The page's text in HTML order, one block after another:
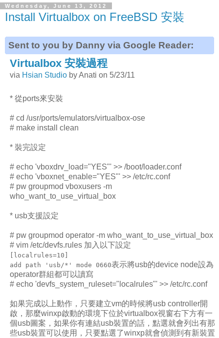
Wednesday, June 13, 2012
Install Virtualbox on FreeBSD 安裝
Sent to you by Danny via Google Reader:
Virtualbox 安裝過程
via Hsian Studio by Anati on 5/23/11
* 從ports來安裝
# cd /usr/ports/emulators/virtualbox-ose
# make install clean
* 裝完設定
# echo 'vboxdrv_load="YES"' >> /boot/loader.conf
# echo 'vboxnet_enable="YES"' >> /etc/rc.conf
# pw groupmod vboxusers -m
who_want_to_use_virtual_box
* usb支援設定
# pw groupmod operator -m who_want_to_use_virtual_box
# vim /etc/devfs.rules 加入以下設定
[localrules=10]
add path 'usb/*' mode 0660表示將usb的device node設為
operator群組都可以讀寫
# echo 'devfs_system_ruleset="localrules"' >> /etc/rc.conf
如果完成以上動作，只要建立vm的時候將usb controller開
啟，那麼winxp啟動的環境下位於virtualbox視窗右下方有一
個usb圖案，如果你有連結usb裝置的話，點選就會列出有那
些usb裝置可以使用，只要點選了winxp就會偵測到有新裝置